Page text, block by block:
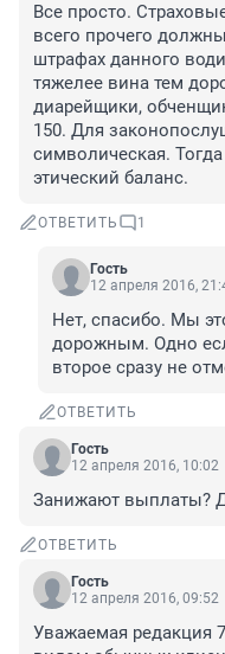
Все просто.
всего прочего
штрафах данного
тяжелее вина тем
диарейщики,
150. Для
символическая.
этический баланс.
ОТВЕТИТЬ 1
Гость
12 апреля 2016,
Нет, спасибо. Мы
дорожным. Одно
второе сразу не
ОТВЕТИТЬ
Гость
12 апреля 2016, 10:02
Занижают выплаты?
ОТВЕТИТЬ
Гость
12 апреля 2016, 09:52
Уважаемая редакция